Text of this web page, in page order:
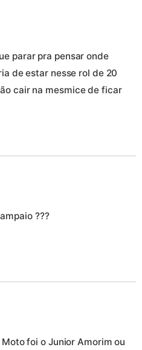
parar pra pensar onde
de estar nesse rol de 20
cair na mesmice de ficar
???
foi o Junior Amorim ou